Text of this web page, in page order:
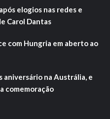
elogios nas redes e
Carol Dantas
com Hungria em aberto ao
aniversário na Austrália, e
comemoração